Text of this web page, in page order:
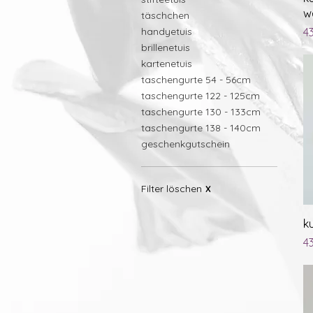
täschchen
handyetuis
brillenetuis
kartenetuis
taschengurte 54 - 56cm
taschengurte 122 - 125cm
taschengurte 130 - 133cm
taschengurte 138 - 140cm
geschenkgutschein
Filter löschen X